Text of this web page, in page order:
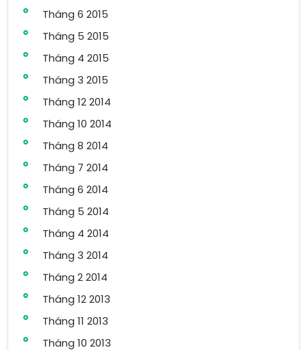
Tháng 6 2015
Tháng 5 2015
Tháng 4 2015
Tháng 3 2015
Tháng 12 2014
Tháng 10 2014
Tháng 8 2014
Tháng 7 2014
Tháng 6 2014
Tháng 5 2014
Tháng 4 2014
Tháng 3 2014
Tháng 2 2014
Tháng 12 2013
Tháng 11 2013
Tháng 10 2013